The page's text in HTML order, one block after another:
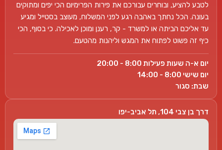
לטבע להציע, ובוחרים עבורכם את פירות הפרימיום הכי יפים ומתוקים
בעונה. הכל נחתך באהבה רגע לפני המשלוח, מעוצב בסטייל ומגיע
עד אליכם הביתה או למשרד - קר, רענן ומוכן לאכילה. כי בסוף, הכי
כיף זה פשוט לפתוח את המגש וליהנות מהטעם.
יום א-ה שעות פעילות 8:00 - 20:00
יום שישי 8:00 - 14:00
שבת: סגור
דרך בן צבי 104, תל אביב-יפו